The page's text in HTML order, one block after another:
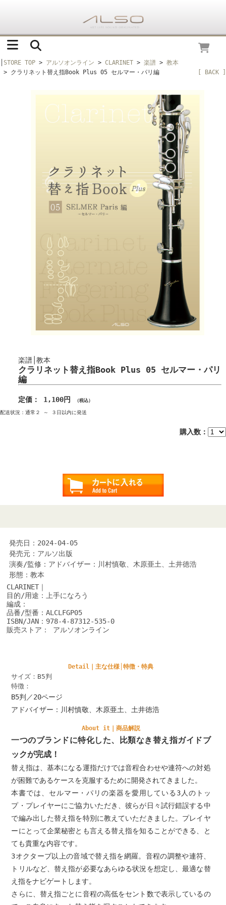
STORE TOP > アルソオンライン > CLARINET > 楽譜 > 教本
> クラリネット替え指Book Plus 05 セルマー・パリ編
[ BACK ]
楽譜│教本
クラリネット替え指Book Plus 05 セルマー・パリ
編
定価： 1,100円 （税込）
配送状況：通常２ ～ ３日以内に発送
購入数：
発売日：2024-04-05
発売元：アルソ出版
演奏/監修：アドバイザー：川村慎敬、木原亜土、土井徳浩
形態：教本
CLARINET｜
目的/用途：上手になろう
編成：
品番/型番：ALCLFGP05
ISBN/JAN：978-4-87312-535-0
販売ストア： アルソオンライン
Detail｜主な仕様│特徴・特典
サイズ：B5判
特徴：
B5判／20ページ
アドバイザー：川村慎敬、木原亜土、土井徳浩
About it｜商品解説
一つのブランドに特化した、比類なき替え指ガイドブ
ックが完成！
替え指は、基本になる運指だけでは音程合わせや連符への対処
が困難であるケースを克服するために開発されてきました。
本書では、セルマー・パリの楽器を愛用している3人のトッ
プ・プレイヤーにご協力いただき、彼らが日々試行錯誤する中
で編み出した替え指を特別に教えていただきました。プレイヤ
ーにとって企業秘密とも言える替え指を知ることができる、と
ても貴重な内容です。
3オクターブ以上の音域で替え指を網羅。音程の調整や連符、
トリルなど、替え指が必要なあらゆる状況を想定し、最適な替
え指をナビゲートします。
さらに、替え指ごとに音程の高低をセント数で表示しているの